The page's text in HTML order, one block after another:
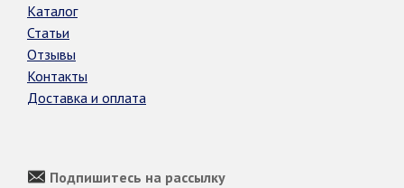
Каталог
Статьи
Отзывы
Контакты
Доставка и оплата
Подпишитесь на рассылку